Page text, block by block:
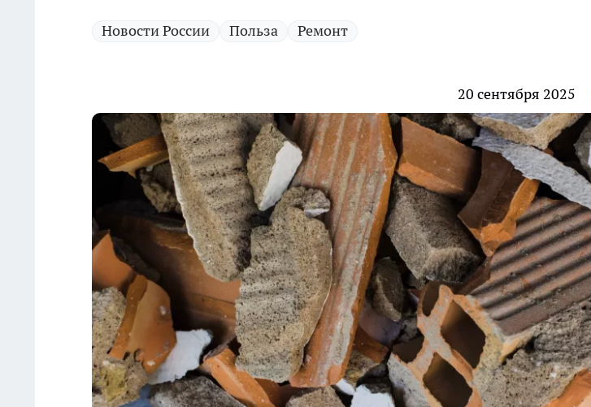
Новости России Польза Ремонт
20 сентября 2025